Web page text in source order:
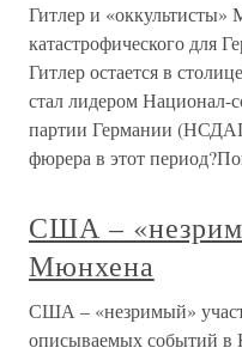
Гитлер и
катастрофического для
Гитлер остается в
стал лидером Национал-
партии Германии
фюрера в этот
США –
Мюнхена
США – «незримый»
описываемых событий в